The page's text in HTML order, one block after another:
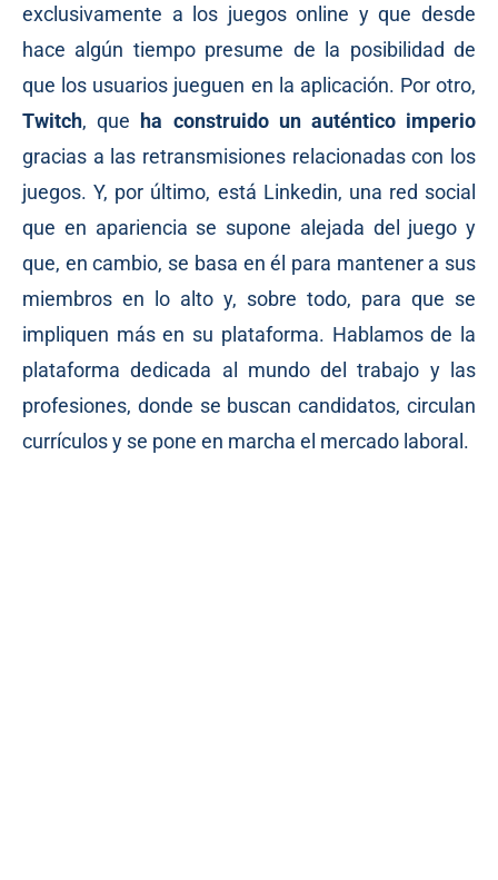
exclusivamente a los juegos online y que desde
hace algún tiempo presume de la posibilidad de
que los usuarios jueguen en la aplicación. Por otro,
Twitch, que ha construido un auténtico imperio
gracias a las retransmisiones relacionadas con los
juegos. Y, por último, está Linkedin, una red social
que en apariencia se supone alejada del juego y
que, en cambio, se basa en él para mantener a sus
miembros en lo alto y, sobre todo, para que se
impliquen más en su plataforma. Hablamos de la
plataforma dedicada al mundo del trabajo y las
profesiones, donde se buscan candidatos, circulan
currículos y se pone en marcha el mercado laboral.